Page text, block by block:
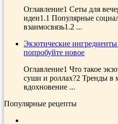
Оглавление1 Сеты для
идеи1.1 Популярные
взаимосвязь1.2 ...
Экзотические
попробуйте новое
Оглавление1 Что такое
суши и роллах?2 Тренды в
вдохновение ...
Популярные рецепты